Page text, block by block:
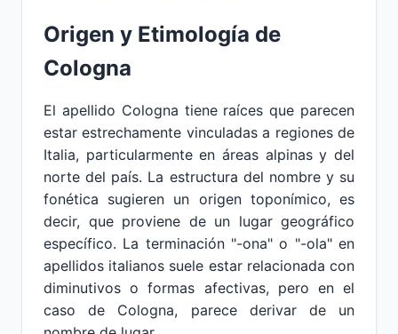
Origen y Etimología de
Cologna
El apellido Cologna tiene raíces que parecen
estar estrechamente vinculadas a regiones de
Italia, particularmente en áreas alpinas y del
norte del país. La estructura del nombre y su
fonética sugieren un origen toponímico, es
decir, que proviene de un lugar geográfico
específico. La terminación "-ona" o "-ola" en
apellidos italianos suele estar relacionada con
diminutivos o formas afectivas, pero en el
caso de Cologna, parece derivar de un